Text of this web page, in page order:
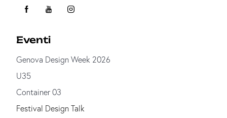
Eventi
Genova Design Week 2026
U35
Container 03
Festival Design Talk